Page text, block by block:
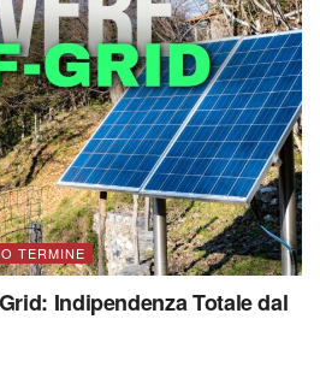
TERMINE
Indipendenza Totale dal